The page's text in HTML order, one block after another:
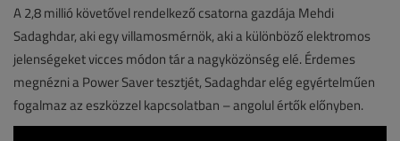
A 2,8 millió követővel rendelkező csatorna gazdája Mehdi
Sadaghdar, aki egy villamosmérnök, aki a különböző elektromos
jelenségeket vicces módon tár a nagyközönség elé. Érdemes
megnézni a Power Saver tesztjét, Sadaghdar elég egyértelműen
fogalmaz az eszközzel kapcsolatban – angolul értők előnyben.